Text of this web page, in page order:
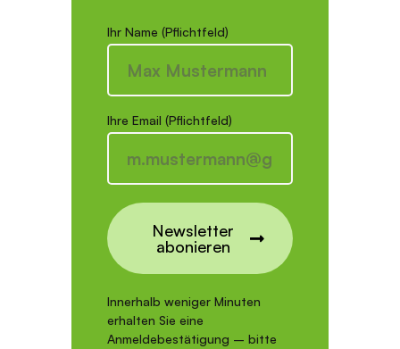
Ihr Name (Pflichtfeld)
Ihre Email (Pflichtfeld)
Newsletter
abonieren
Innerhalb weniger Minuten
erhalten Sie eine
Anmeldebestätigung – bitte